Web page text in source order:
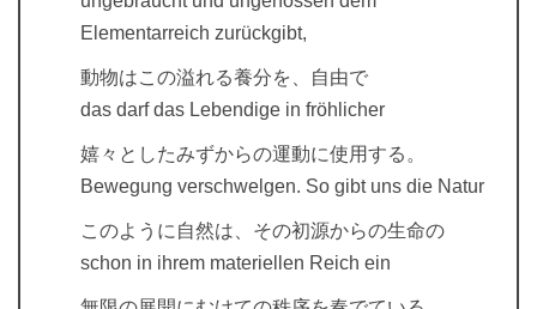
Elementarreich zurückgibt,
動物はこの溢れる養分を、自由で
das darf das Lebendige in fröhlicher
嬉々としたみずからの運動に使用する。
Bewegung verschwelgen. So gibt uns die Natur
このように自然は、その初源からの生命の
schon in ihrem materiellen Reich ein